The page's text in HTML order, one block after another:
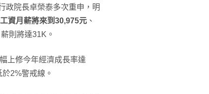
政院長卓榮泰多次重申，明
資月薪將來到30,975元 、
則將達31K。
上修今年經濟成長率達
2%警戒線。